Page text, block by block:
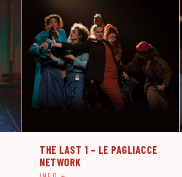
THE LAST 1 – LE PAGLIACCE
NETWORK